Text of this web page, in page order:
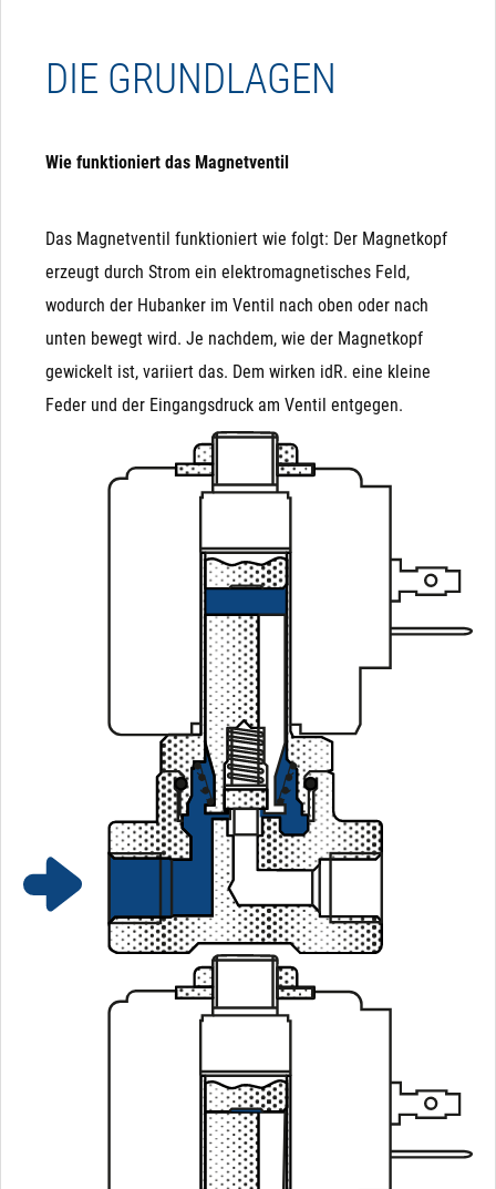
öffentlichen Trinkwassernetz kommt.
kann es zu einem Brummen im Ventil kommen,
DIE GRUNDLAGEN
Wie funktioniert das Magnetventil
Das Magnetventil funktioniert wie folgt: Der Magnetkopf
erzeugt durch Strom ein elektromagnetisches Feld,
wodurch der Hubanker im Ventil nach oben oder nach
unten bewegt wird. Je nachdem, wie der Magnetkopf
gewickelt ist, variiert das. Dem wirken idR. eine kleine
Feder und der Eingangsdruck am Ventil entgegen.